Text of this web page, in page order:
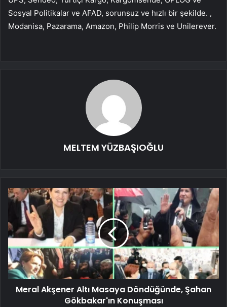
Sosyal Politikalar ve AFAD, sorunsuz ve hızlı bir şekilde. ,
Modanisa, Pazarama, Amazon, Philip Morris ve Unilerever.
MELTEM YÜZBAŞIOĞLU
Meral Akşener Altı Masaya Döndüğünde, Şahan
Gökbakar'ın Konuşması